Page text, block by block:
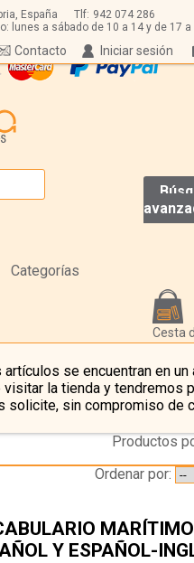
España Tlf: 942 074 286
lunes a sábado de 10 a 14 y de 17 a
Iniciar sesión
Contacto
Categorías
Cesta
se encuentran en un
visitar la tienda y tendremos
solicite, sin compromiso de
Productos
Ordenar por:
Y ESPAÑOL-